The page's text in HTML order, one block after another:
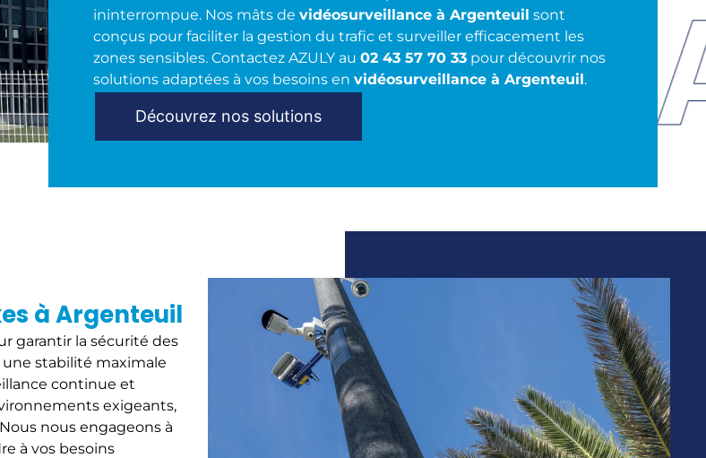
ininterrompue. Nos mâts de vidéosurveillance à Argenteuil sont
conçus pour faciliter la gestion du trafic et surveiller efficacement les
zones sensibles. Contactez AZULY au 02 43 57 70 33pour découvrir nos
solutions adaptées à vos besoins en vidéosurveillance à Argenteuil.
Découvrez nos solutions
à Argenteuil
garantir la sécurité des
stabilité maximale
continue et
exigeants,
nous engageons à
à vos besoins